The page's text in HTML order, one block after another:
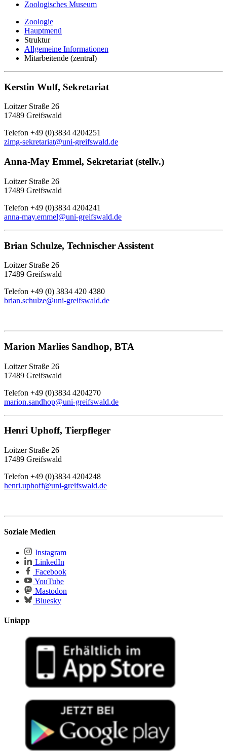
Zoologisches Museum
Zoologie
Hauptmenü
Struktur
Allgemeine Informationen
Mitarbeitende (zentral)
Kerstin Wulf, Sekretariat
Loitzer Straße 26
17489 Greifswald
Telefon +49 (0)3834 4204251
zimg-sekretariat@uni-greifswald.de
Anna-May Emmel, Sekretariat (stellv.)
Loitzer Straße 26
17489 Greifswald
Telefon +49 (0)3834 4204241
anna-may.emmel@uni-greifswald.de
Brian Schulze, Technischer Assistent
Loitzer Straße 26
17489 Greifswald
Telefon +49 (0) 3834 420 4380
brian.schulze@uni-greifswald.de
Marion Marlies Sandhop, BTA
Loitzer Straße 26
17489 Greifswald
Telefon +49 (0)3834 4204270
marion.sandhop@uni-greifswald.de
Henri Uphoff, Tierpfleger
Loitzer Straße 26
17489 Greifswald
Telefon +49 (0)3834 4204248
henri.uphoff@uni-greifswald.de
Soziale Medien
Instagram
LinkedIn
Facebook
YouTube
Mastodon
Bluesky
Uniapp